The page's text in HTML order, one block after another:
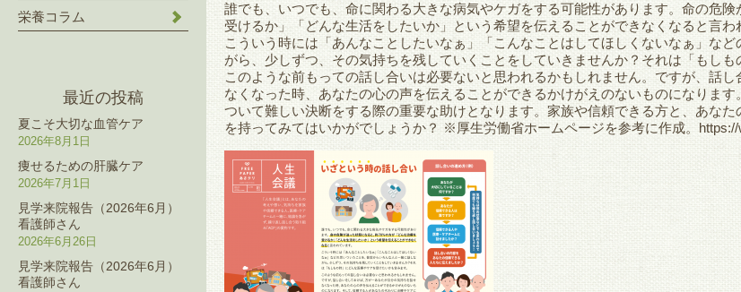
誰でも、いつでも、命に関わる大きな病気やケガをする可能性があります。命の危
受けるか」「どんな生活をしたいか」という希望を伝えることができなくなると言わ
こういう時には「あんなことしたいなぁ」「こんなことはしてほしくないなぁ」な
がら、少しずつ、その気持ちを残していくことをしていきませんか？それは「もし
このような前もっての話し合いは必要ないと思われるかもしれません。ですが、話
なくなった時、あなたの心の声を伝えることができるかけがえのないものになりま
ついて難しい決断をする際の重要な助けとなります。家族や信頼できる方と、あな
を持ってみてはいかがでしょうか？ ※厚生労働省ホームページを参考に作成。
栄養コラム
最近の投稿
夏こそ大切な血管ケア
2026年8月1日
痩せるための肝臓ケア
2026年7月1日
見学来院報告（2026年6月）
看護師さん
2026年6月26日
見学来院報告（2026年6月）
看護師さん